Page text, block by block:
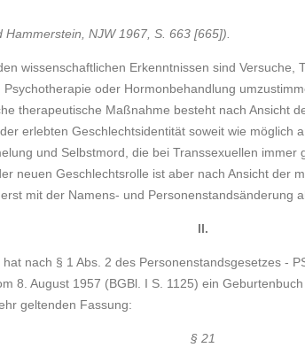
Hammerstein, NJW 1967, S. 663 [665]).
wissenschaftlichen Erkenntnissen sind Versuche,
oder Hormonbehandlung
therapeutische Maßnahme besteht nach Ansicht
erlebten Geschlechtsidentität soweit wie möglich
und Selbstmord, die bei Transsexuellen immer
neuen Geschlechtsrolle ist aber nach Ansicht der
mit der Namens- und Personenstandsänderung
II.
nach § 1 Abs. 2 des Personenstandsgesetzes -
8. August 1957 (BGBl. I S. 1125) ein
geltenden Fassung:
§ 21